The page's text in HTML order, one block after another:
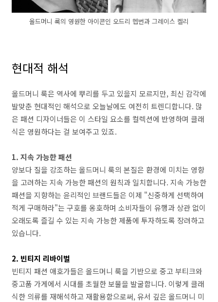
올드머니 룩의 영원한 아이콘인 오드리 헵번과 그레이스 켈리
현대적 해석
올드머니 룩은 역사에 뿌리를 두고 있을지 모르지만, 최신 감각에
발맞춘 현대적인 해석으로 오늘날에도 여전히 트렌디합니다. 많
은 패션 디자이너들은 이 스타일 요소를 컬렉션에 반영하며 클래
식은 영원하다는 걸 보여주고 있죠.
1. 지속 가능한 패션
양보다 질을 강조하는 올드머니 룩의 본질은 환경에 미치는 영향
을 고려하는 지속 가능한 패션의 원칙과 일치합니다. 지속 가능한
패션을 지향하는 윤리적인 브랜드들은 이제 "신중하게 선택하여
적게 구매하라"는 구호를 옹호하며 소비자들이 유행과 상관 없이
오래도록 즐길 수 있는 지속 가능한 제품에 투자하도록 장려하고
있습니다.
2. 빈티지 리바이벌
빈티지 패션 애호가들은 올드머니 룩을 기반으로 중고 부티크와
중고품 가게에서 시대를 초월한 보물을 발굴합니다. 이렇게 클래
식한 의류를 재해석하고 재활용함으로써, 유서 깊은 올드머니 미